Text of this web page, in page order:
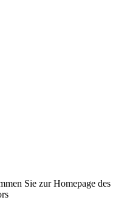
Sie zur Homepage des